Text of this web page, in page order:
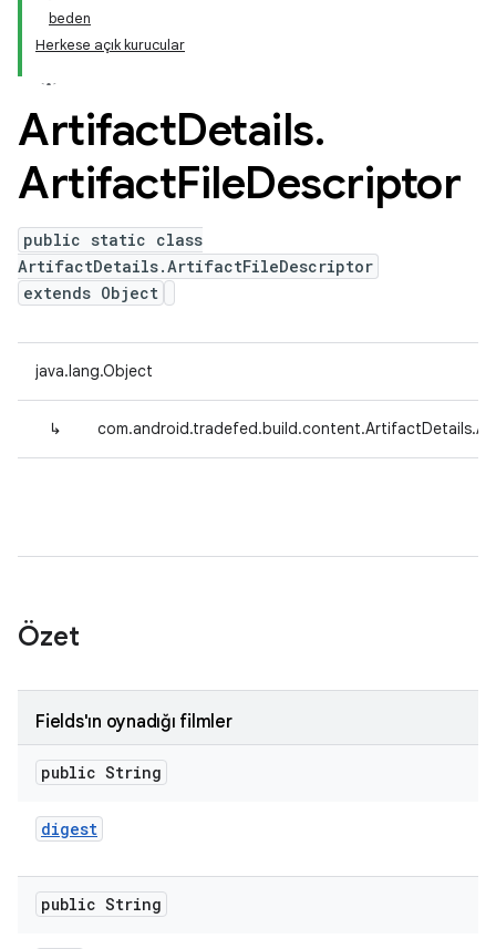
beden
Herkese açık kurucular
ArtifactDetails.
ArtifactFileDescriptor
public static class
ArtifactDetails.ArtifactFileDescriptor
extends Object
java.lang.Object
↳
Özet
Fields'ın oynadığı filmler
public String
digest
public String